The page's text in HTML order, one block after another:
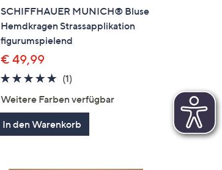
SCHIFFHAUER MUNICH® Bluse
Hemdkragen Strassapplikation
figurumspielend
€ 49,99
5.0
5
(1)
Weitere Farben verfügbar
In den Warenkorb